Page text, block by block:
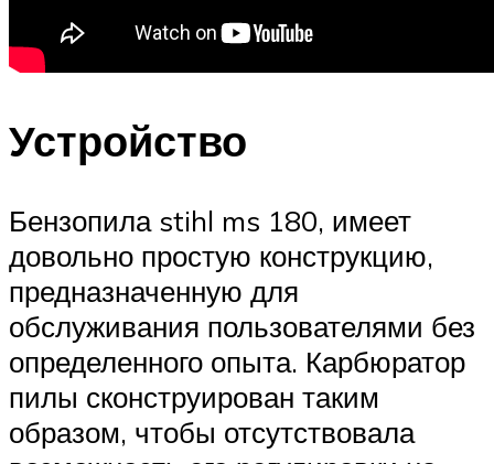
Устройство
Бензопила stihl ms 180, имеет
довольно простую конструкцию,
предназначенную для
обслуживания пользователями без
определенного опыта. Карбюратор
пилы сконструирован таким
образом, чтобы отсутствовала